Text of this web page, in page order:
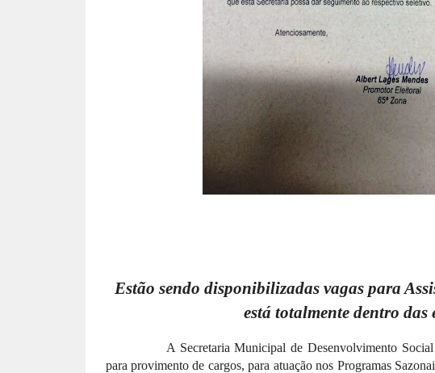
Estão sendo disponibilizadas vagas para
está totalmente dentro
A Secretaria Municipal de Desenvolvimento
para provimento de cargos, para atuação nos Programas